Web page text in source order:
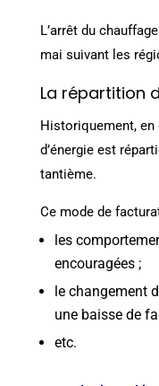
L’arrêt du
mai suivant les
La répartition
Historiquement,
d’énergie est
tantième.
Ce mode de
les
encouragées ;
le changement
une baisse de
etc.